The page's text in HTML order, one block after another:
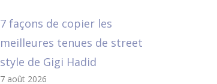
7 façons de copier les
meilleures tenues de street
style de Gigi Hadid
7 août 2026